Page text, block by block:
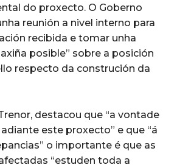
do proxecto. O Goberno
reunión a nivel interno para
recibida e tomar unha
posible” sobre a posición
respecto da construción da
destacou que “a vontade
este proxecto” e que “á
o importante é que as
“estuden toda a